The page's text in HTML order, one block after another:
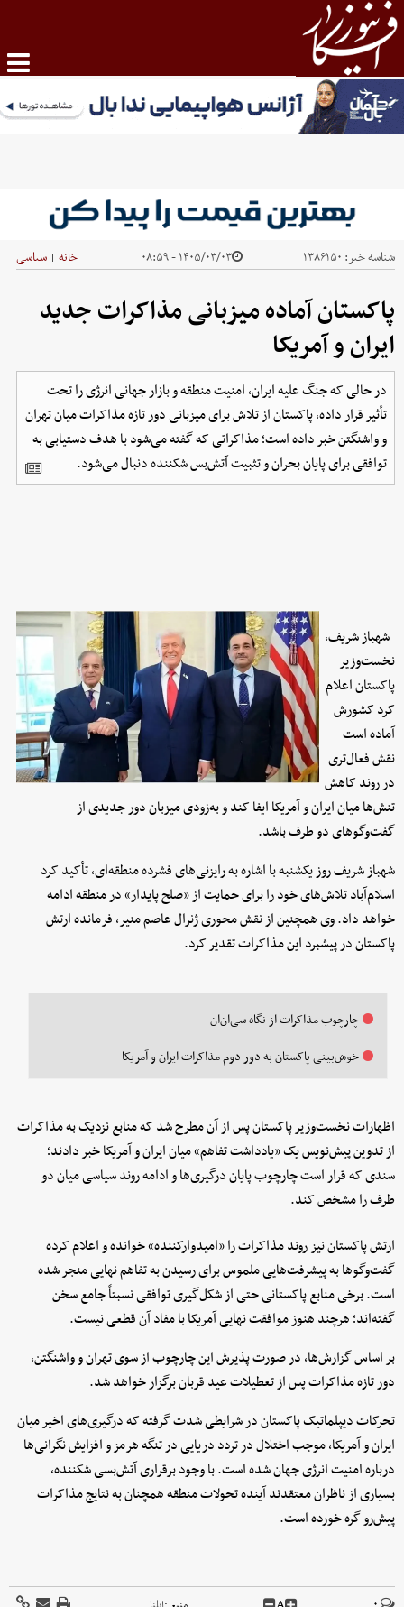
شناسه خبر: ۱۳۸۶۱۵۰ ۱۴۰۵/۰۳/۰۳ - ۰۸:۵۹ خانه | سیاسی
پاکستان آماده میزبانی مذاکرات جدید
ایران و آمریکا
در حالی که جنگ علیه ایران، امنیت منطقه و بازار جهانی انرژی را تحت
تأثیر قرار داده، پاکستان از تلاش برای میزبانی دور تازه مذاکرات میان تهران
و واشنگتن خبر داده است؛ مذاکراتی که گفته می‌شود با هدف دستیابی به
توافقی برای پایان بحران و تثبیت آتش‌بس شکننده دنبال می‌شود.
شهباز شریف،
نخست‌وزیر
پاکستان اعلام
کرد کشورش
آماده است
نقش فعال‌تری
در روند کاهش
تنش‌ها میان ایران و آمریکا ایفا کند و به‌زودی میزبان دور جدیدی از
گفت‌وگوهای دو طرف باشد.
شهباز شریف روز یکشنبه با اشاره به رایزنی‌های فشرده منطقه‌ای، تأکید کرد
اسلام‌آباد تلاش‌های خود را برای حمایت از «صلح پایدار» در منطقه ادامه
خواهد داد. وی همچنین از نقش محوری ژنرال عاصم منیر، فرمانده ارتش
پاکستان در پیشبرد این مذاکرات تقدیر کرد.
چارچوب مذاکرات از نگاه سی‌ان‌ان
خوش‌بینی پاکستان به دور دوم مذاکرات ایران و آمریکا
اظهارات نخست‌وزیر پاکستان پس از آن مطرح شد که منابع نزدیک به مذاکرات
از تدوین پیش‌نویس یک «یادداشت تفاهم» میان ایران و آمریکا خبر دادند؛
سندی که قرار است چارچوب پایان درگیری‌ها و ادامه روند سیاسی میان دو
طرف را مشخص کند.
ارتش پاکستان نیز روند مذاکرات را «امیدوارکننده» خوانده و اعلام کرده
گفت‌وگوها به پیشرفت‌هایی ملموس برای رسیدن به تفاهم نهایی منجر شده
است. برخی منابع پاکستانی حتی از شکل‌گیری توافقی نسبتاً جامع سخن
گفته‌اند؛ هرچند هنوز موافقت نهایی آمریکا با مفاد آن قطعی نیست.
بر اساس گزارش‌ها، در صورت پذیرش این چارچوب از سوی تهران و واشنگتن،
دور تازه مذاکرات پس از تعطیلات عید قربان برگزار خواهد شد.
تحرکات دیپلماتیک پاکستان در شرایطی شدت گرفته که درگیری‌های اخیر میان
ایران و آمریکا، موجب اختلال در تردد دریایی در تنگه هرمز و افزایش نگرانی‌ها
درباره امنیت انرژی جهان شده است. با وجود برقراری آتش‌بسی شکننده،
بسیاری از ناظران معتقدند آینده تحولات منطقه همچنان به نتایج مذاکرات
پیش‌رو گره خورده است.